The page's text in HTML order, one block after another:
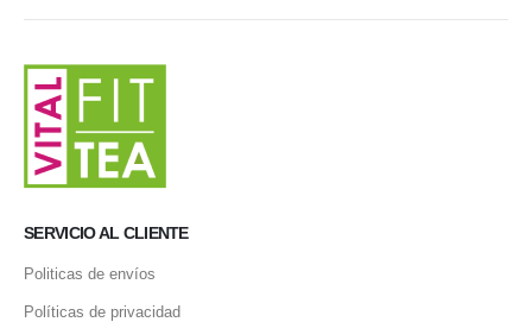
SERVICIO AL CLIENTE
Politicas de envíos
Políticas de privacidad